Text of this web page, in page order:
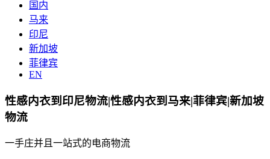
国内
马来
印尼
新加坡
菲律宾
EN
性感内衣到印尼物流|性感内衣到马来|菲律宾|新加坡
物流
一手庄并且一站式的电商物流